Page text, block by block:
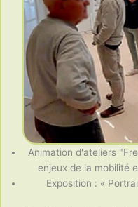
Animation d'ateliers
enjeux de la mobilité
Exposition : «